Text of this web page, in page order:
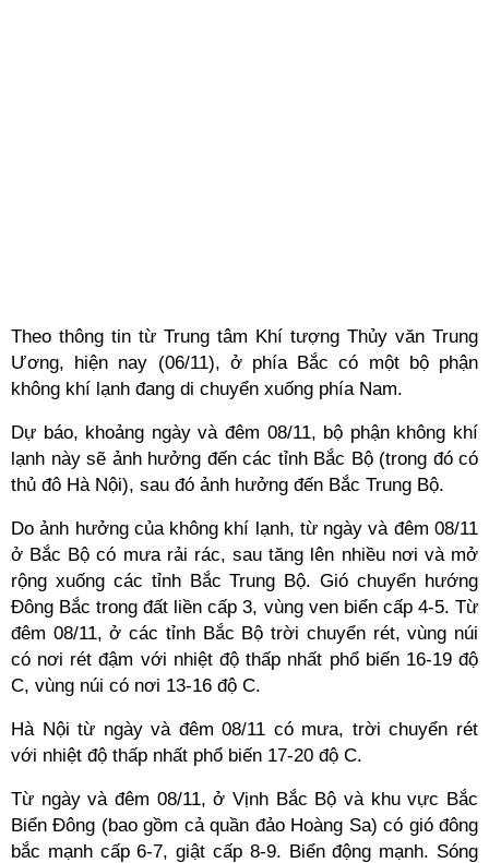
Theo thông tin từ Trung tâm Khí tượng Thủy văn Trung
Ương, hiện nay (06/11), ở phía Bắc có một bộ phận
không khí lạnh đang di chuyển xuống phía Nam.
Dự báo, khoảng ngày và đêm 08/11, bộ phận không khí
lạnh này sẽ ảnh hưởng đến các tỉnh Bắc Bộ (trong đó có
thủ đô Hà Nội), sau đó ảnh hưởng đến Bắc Trung Bộ.
Do ảnh hưởng của không khí lạnh, từ ngày và đêm 08/11
ở Bắc Bộ có mưa rải rác, sau tăng lên nhiều nơi và mở
rộng xuống các tỉnh Bắc Trung Bộ. Gió chuyển hướng
Đông Bắc trong đất liền cấp 3, vùng ven biển cấp 4-5. Từ
đêm 08/11, ở các tỉnh Bắc Bộ trời chuyển rét, vùng núi
có nơi rét đậm với nhiệt độ thấp nhất phổ biến 16-19 độ
C, vùng núi có nơi 13-16 độ C.
Hà Nội từ ngày và đêm 08/11 có mưa, trời chuyển rét
với nhiệt độ thấp nhất phổ biến 17-20 độ C.
Từ ngày và đêm 08/11, ở Vịnh Bắc Bộ và khu vực Bắc
Biển Đông (bao gồm cả quần đảo Hoàng Sa) có gió đông
bắc mạnh cấp 6-7, giật cấp 8-9. Biển động mạnh. Sóng